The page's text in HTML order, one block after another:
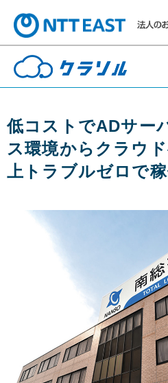
低コストでADサー
ス環境からクラウ
上トラブルゼロで